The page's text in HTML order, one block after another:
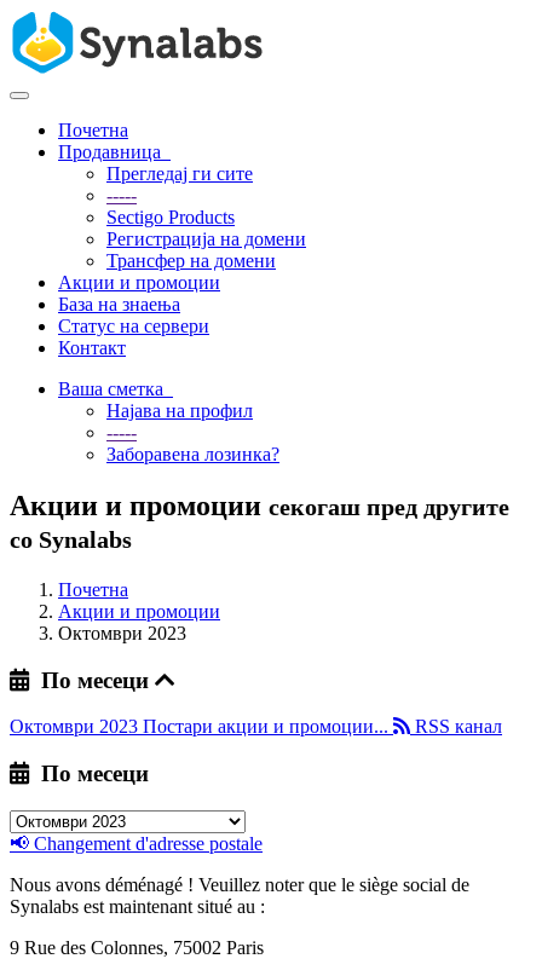
Вклучете
навигацијата
Почетна
Продавница
Прегледај ги сите
-----
Sectigo Products
Регистрација на домени
Трансфер на домени
Акции и промоции
База на знаења
Статус на сервери
Контакт
Ваша сметка
Најава на профил
-----
Заборавена лозинка?
Акции и промоции секогаш пред другите
со Synalabs
Почетна
Акции и промоции
Октомври 2023
По месеци
Октомври 2023 Постари акции и промоции... RSS канал
По месеци
📢 Changement d'adresse postale
Nous avons déménagé ! Veuillez noter que le siège social de
Synalabs est maintenant situé au :
9 Rue des Colonnes, 75002 Paris